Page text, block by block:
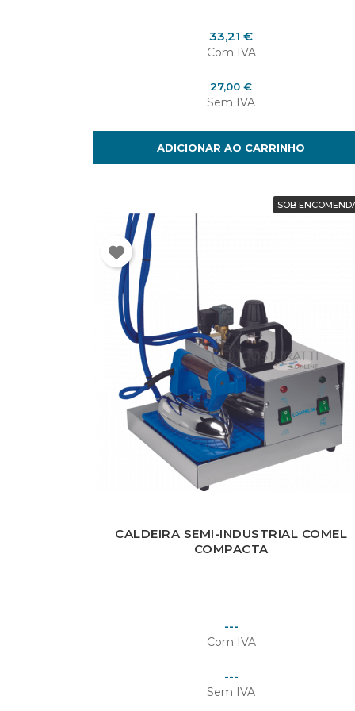
Preço
33,21 €
Com IVA
Preço
27,00 €
Sem IVA
ADICIONAR AO CARRINHO
SOB
CALDEIRA SEMI-INDUSTRIAL COMEL
COMPACTA
Preço
---
Com IVA
Preço
---
Sem IVA